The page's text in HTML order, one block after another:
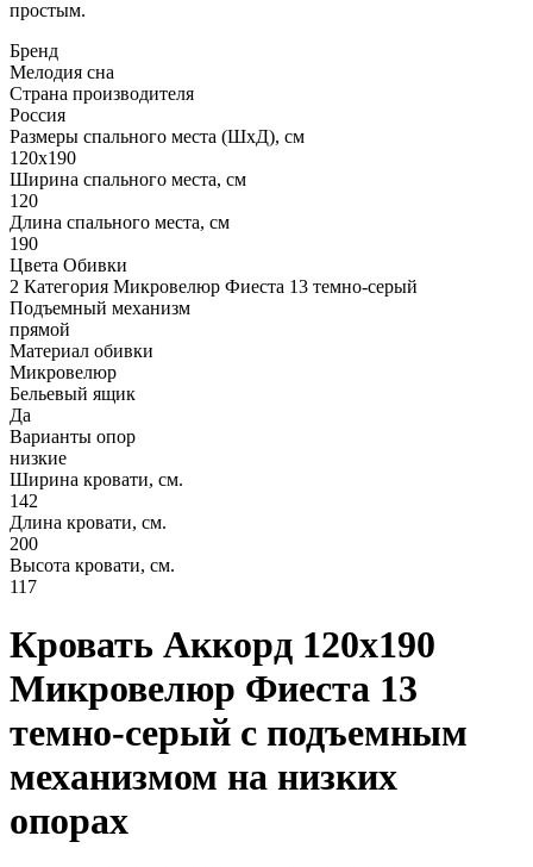
простым.
Бренд
Мелодия сна
Страна производителя
Россия
Размеры спального места (ШхД), см
120х190
Ширина спального места, см
120
Длина спального места, см
190
Цвета Обивки
2 Категория Микровелюр Фиеста 13 темно-серый
Подъемный механизм
прямой
Материал обивки
Микровелюр
Бельевый ящик
Да
Варианты опор
низкие
Ширина кровати, см.
142
Длина кровати, см.
200
Высота кровати, см.
117
Кровать Аккорд 120х190
Микровелюр Фиеста 13
темно-серый с подъемным
механизмом на низких
опорах